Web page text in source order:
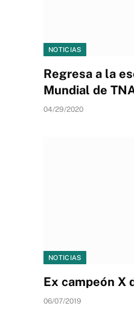
NOTICIAS
Regresa a la
Mundial de
04/29/2020
NOTICIAS
Ex campeón X
06/07/2019